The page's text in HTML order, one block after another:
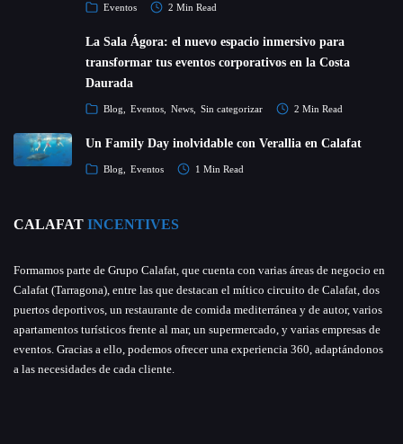
Eventos 2 Min Read
La Sala Ágora: el nuevo espacio inmersivo para
transformar tus eventos corporativos en la Costa
Daurada
Blog Eventos News Sin categorizar 2 Min Read
Un Family Day inolvidable con Verallia en Calafat
Blog Eventos 1 Min Read
CALAFAT INCENTIVES
Formamos parte de Grupo Calafat, que cuenta con varias áreas de negocio en
Calafat (Tarragona), entre las que destacan el mítico circuito de Calafat, dos
puertos deportivos, un restaurante de comida mediterránea y de autor, varios
apartamentos turísticos frente al mar, un supermercado, y varias empresas de
eventos. Gracias a ello, podemos ofrecer una experiencia 360, adaptándonos
a las necesidades de cada cliente.